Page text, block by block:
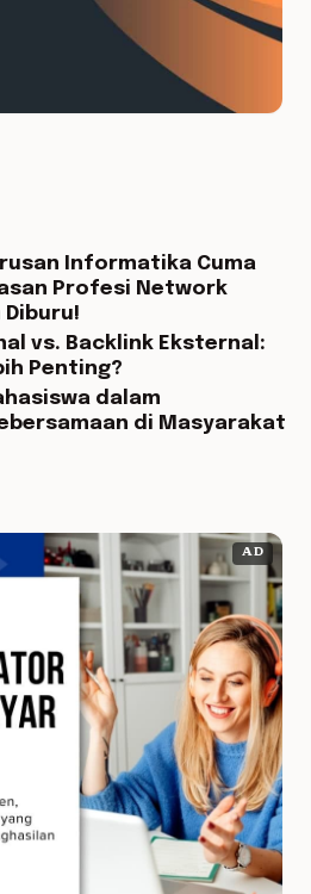
Informatika Cuma
Profesi Network
Diburu!
vs. Backlink Eksternal:
Penting?
dalam
di Masyarakat
AD